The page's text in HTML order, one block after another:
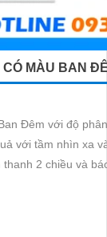
CÓ MÀU BAN
Đêm với độ
với tầm nhìn xa
2 chiều và